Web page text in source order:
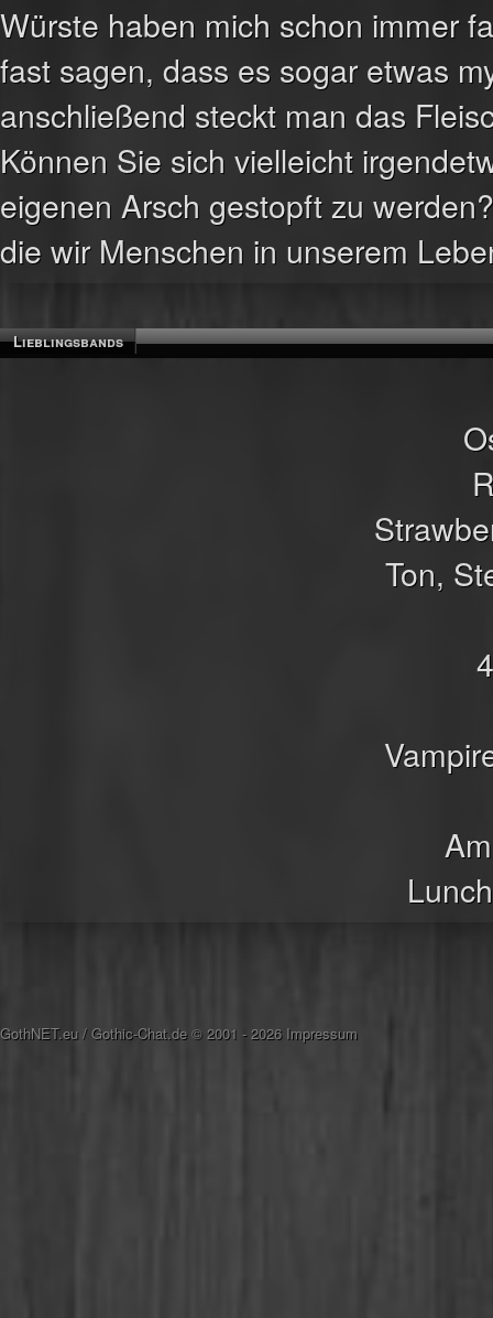
Würste haben mich schon immer
fast sagen, dass es sogar etwas
anschließend steckt man das
Können Sie sich vielleicht
eigenen Arsch gestopft zu
die wir Menschen in unserem
Lieblingsbands
Ton,
GothNET.eu /Gothic-Chat.de© 2001 - 2026 Impressum